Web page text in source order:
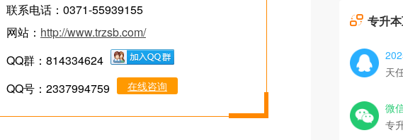
联系电话：0371-55939155
网站： http://www.trzsb.com/
QQ群：814334624
QQ号：2337994759
在线咨询
专升
天
微
专